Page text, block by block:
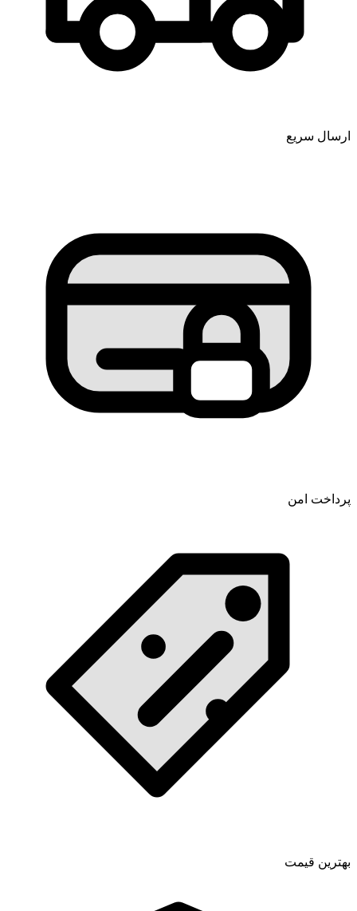
ارسال سریع
پرداخت امن
بهترین قیمت